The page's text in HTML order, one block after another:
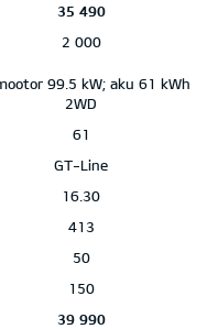
35 490
2 000
99.5 kW; aku 61 kWh
2WD
61
GT-Line
16.30
413
50
150
39 990